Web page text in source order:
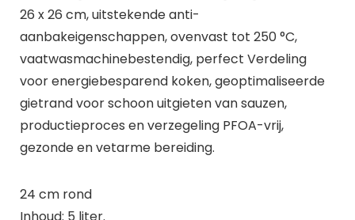
26 x 26 cm, uitstekende anti-
aanbakeigenschappen, ovenvast tot 250 °C,
vaatwasmachinebestendig, perfect Verdeling
voor energiebesparend koken, geoptimaliseerde
gietrand voor schoon uitgieten van sauzen,
productieproces en verzegeling PFOA-vrij,
gezonde en vetarme bereiding.
24 cm rond
Inhoud: 5 liter.